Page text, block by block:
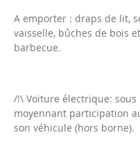
A emporter : draps de lit,
vaisselle, bûches de bois
barbecue.
/!\ Voiture électrique:
moyennant participation
son véhicule (hors borne).